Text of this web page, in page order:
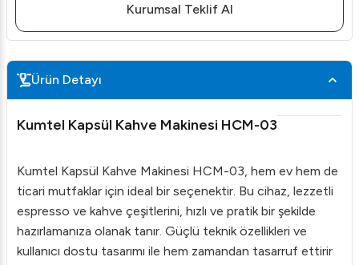
Kurumsal Teklif Al
Ürün Detayı
Kumtel Kapsül Kahve Makinesi HCM-03
Kumtel Kapsül Kahve Makinesi HCM-03, hem ev hem de
ticari mutfaklar için ideal bir seçenektir. Bu cihaz, lezzetli
espresso ve kahve çeşitlerini, hızlı ve pratik bir şekilde
hazırlamanıza olanak tanır. Güçlü teknik özellikleri ve
kullanıcı dostu tasarımı ile hem zamandan tasarruf ettirir